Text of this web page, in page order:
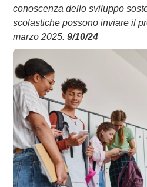
conoscenza dello sviluppo
scolastiche possono inviare il
marzo 2025. 9/10/24